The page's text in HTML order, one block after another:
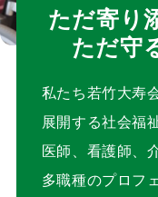
ただ寄り
ただ守
私たち若竹大寿
展開する社会福
医師、看護師、
多職種のプロフ